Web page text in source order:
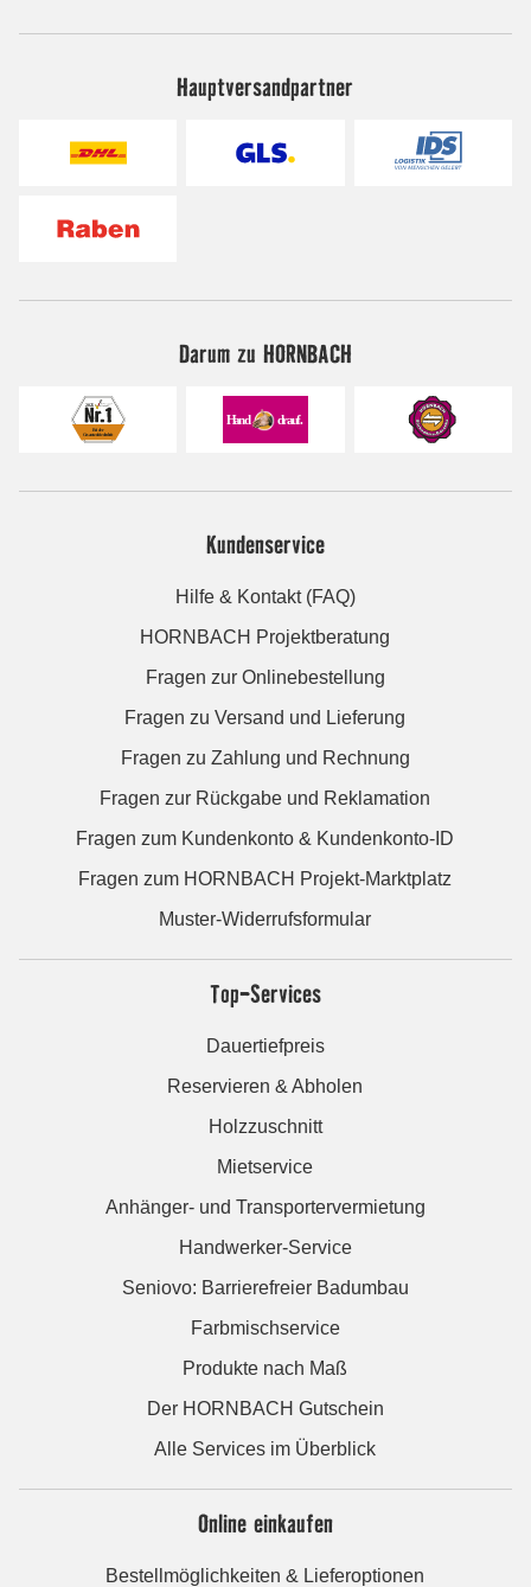
Hauptversandpartner
Darum zu HORNBACH
Kundenservice
Hilfe & Kontakt (FAQ)
HORNBACH Projektberatung
Fragen zur Onlinebestellung
Fragen zu Versand und Lieferung
Fragen zu Zahlung und Rechnung
Fragen zur Rückgabe und Reklamation
Fragen zum Kundenkonto & Kundenkonto-ID
Fragen zum HORNBACH Projekt-Marktplatz
Muster-Widerrufsformular
Top-Services
Dauertiefpreis
Reservieren & Abholen
Holzzuschnitt
Mietservice
Anhänger- und Transportervermietung
Handwerker-Service
Seniovo: Barrierefreier Badumbau
Farbmischservice
Produkte nach Maß
Der HORNBACH Gutschein
Alle Services im Überblick
Online einkaufen
Bestellmöglichkeiten & Lieferoptionen